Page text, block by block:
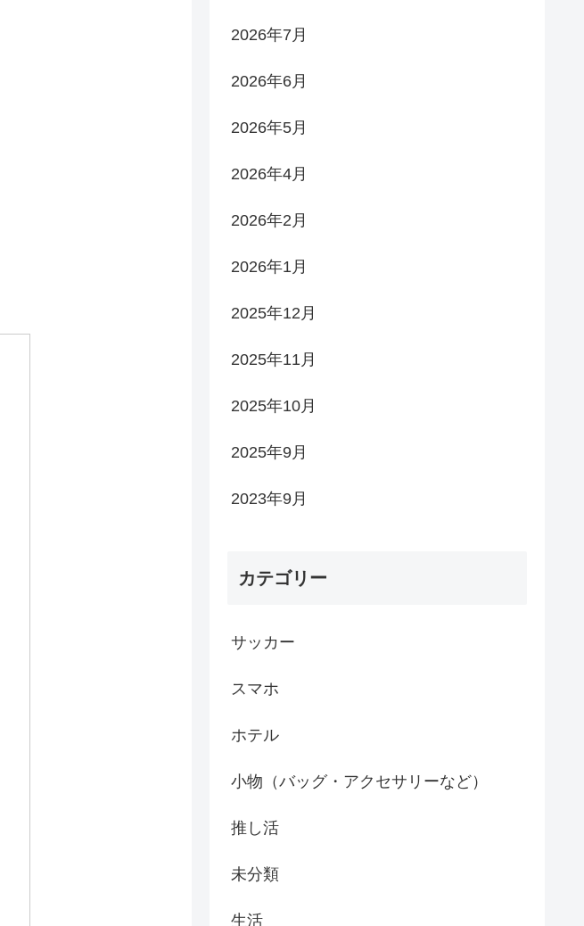
2026年7月
2026年6月
2026年5月
2026年4月
2026年2月
2026年1月
2025年12月
2025年11月
2025年10月
2025年9月
2023年9月
カテゴリー
サッカー
スマホ
ホテル
小物（バッグ・アクセサリーなど）
推し活
未分類
生活